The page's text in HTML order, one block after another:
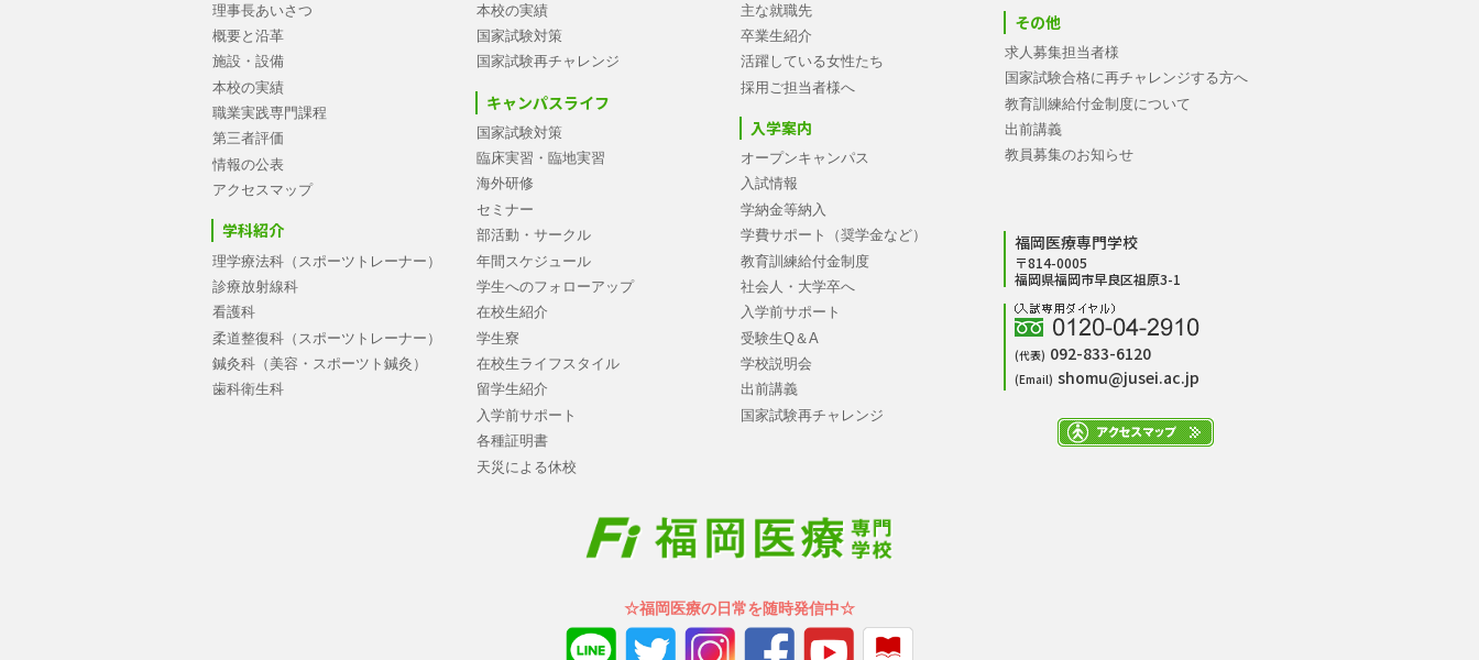
理事長あいさつ
概要と沿革
施設・設備
本校の実績
職業実践専門課程
第三者評価
情報の公表
アクセスマップ
学科紹介
理学療法科（スポーツトレーナー）
診療放射線科
看護科
柔道整復科（スポーツトレーナー）
鍼灸科（美容・スポーツト鍼灸）
歯科衛生科
本校の実績
国家試験対策
国家試験再チャレンジ
キャンパスライフ
国家試験対策
臨床実習・臨地実習
海外研修
セミナー
部活動・サークル
年間スケジュール
学生へのフォローアップ
在校生紹介
学生寮
在校生ライフスタイル
留学生紹介
入学前サポート
各種証明書
天災による休校
主な就職先
卒業生紹介
活躍している女性たち
採用ご担当者様へ
入学案内
オープンキャンパス
入試情報
学納金等納入
学費サポート（奨学金など）
教育訓練給付金制度
社会人・大学卒へ
入学前サポート
受験生Q＆A
学校説明会
出前講義
国家試験再チャレンジ
その他
求人募集担当者様
国家試験合格に再チャレンジする方へ
教育訓練給付金制度について
出前講義
教員募集のお知らせ
福岡医療専門学校
〒814-0005
福岡県福岡市早良区祖原3-1
(代表) 092-833-6120
(Email) shomu@jusei.ac.jp
☆福岡医療の日常を随時発信中☆